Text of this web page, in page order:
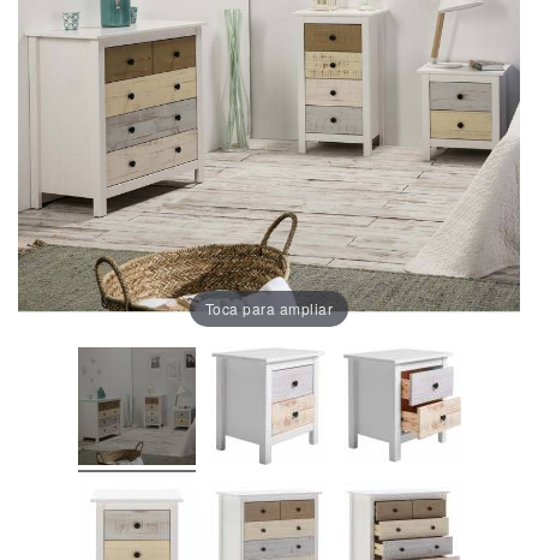
Dormitorio
Lámparas
Baño
Toca para ampliar